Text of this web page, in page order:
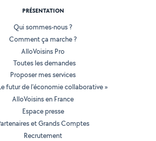
PRÉSENTATION
Qui sommes-nous ?
Comment ça marche ?
AlloVoisins Pro
Toutes les demandes
Proposer mes services
futur de l'économie collaborative »
AlloVoisins en France
Espace presse
et Grands Comptes
Recrutement